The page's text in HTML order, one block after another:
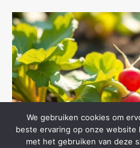
We gebruiken cookies om
beste ervaring op onze website
met het gebruiken van deze